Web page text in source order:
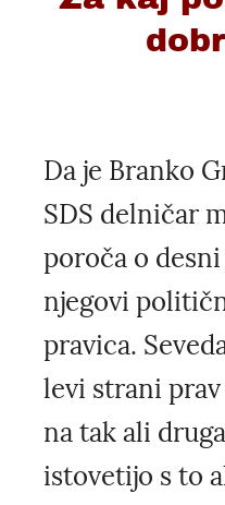
Da je Branko
SDS delničar
poroča o
njegovi
pravica.
levi strani
na tak ali
istovetijo s to